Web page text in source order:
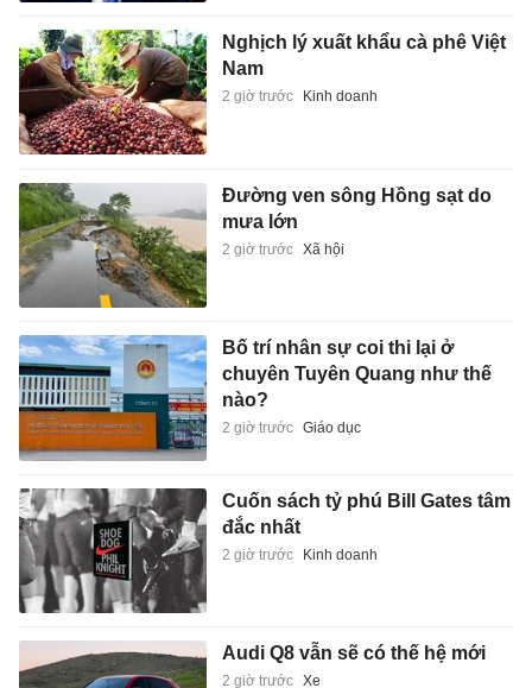
Nghịch lý xuất khẩu cà phê Việt
Nam
2 giờ trước Kinh doanh
Đường ven sông Hồng sạt do
mưa lớn
2 giờ trước Xã hội
Bố trí nhân sự coi thi lại ở
chuyên Tuyên Quang như thế
nào?
2 giờ trước Giáo dục
Cuốn sách tỷ phú Bill Gates tâm
đắc nhất
2 giờ trước Kinh doanh
Audi Q8 vẫn sẽ có thế hệ mới
2 giờ trước Xe